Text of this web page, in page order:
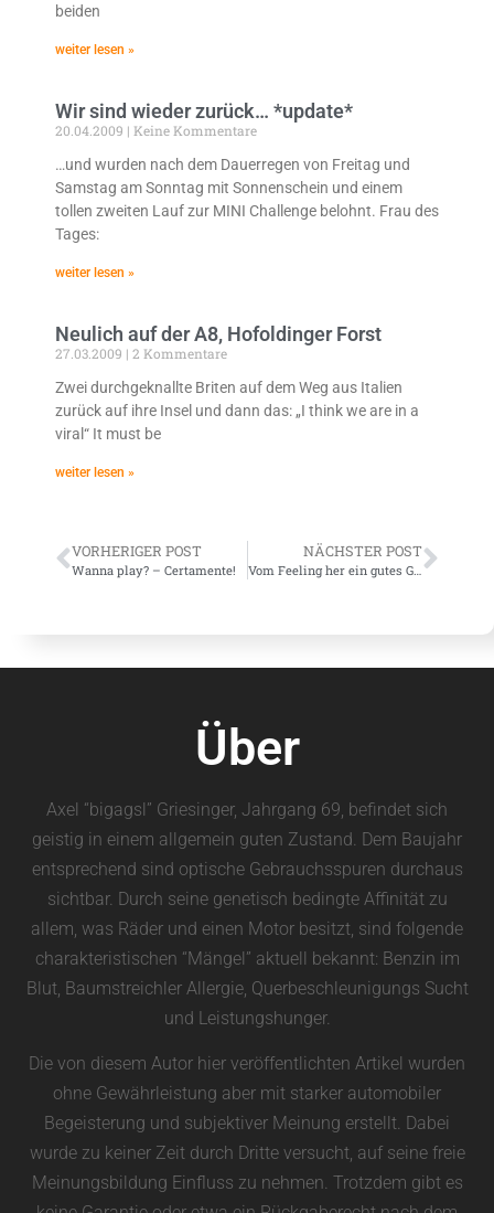
beiden
weiter lesen »
Wir sind wieder zurück… *update*
20.04.2009
Keine Kommentare
…und wurden nach dem Dauerregen von Freitag und
Samstag am Sonntag mit Sonnenschein und einem
tollen zweiten Lauf zur MINI Challenge belohnt. Frau des
Tages:
weiter lesen »
Neulich auf der A8, Hofoldinger Forst
27.03.2009
2 Kommentare
Zwei durchgeknallte Briten auf dem Weg aus Italien
zurück auf ihre Insel und dann das: „I think we are in a
viral“ It must be
weiter lesen »
VORHERIGER POST
Wanna play? – Certamente!
NÄCHSTER POST
Vom Feeling her ein gutes Gefühl.
Über
Axel “bigagsl” Griesinger, Jahrgang 69, befindet sich
geistig in einem allgemein guten Zustand. Dem Baujahr
entsprechend sind optische Gebrauchsspuren durchaus
sichtbar. Durch seine genetisch bedingte Affinität zu
allem, was Räder und einen Motor besitzt, sind folgende
charakteristischen “Mängel” aktuell bekannt: Benzin im
Blut, Baumstreichler Allergie, Querbeschleunigungs Sucht
und Leistungshunger.
Die von diesem Autor hier veröffentlichten Artikel wurden
ohne Gewährleistung aber mit starker automobiler
Begeisterung und subjektiver Meinung erstellt. Dabei
wurde zu keiner Zeit durch Dritte versucht, auf seine freie
Meinungsbildung Einfluss zu nehmen. Trotzdem gibt es